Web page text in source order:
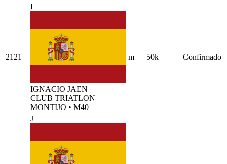
2121
I
IGNACIO JAEN
CLUB TRIATLON
MONTIJO • M40
m 50k+ Confirmado
J